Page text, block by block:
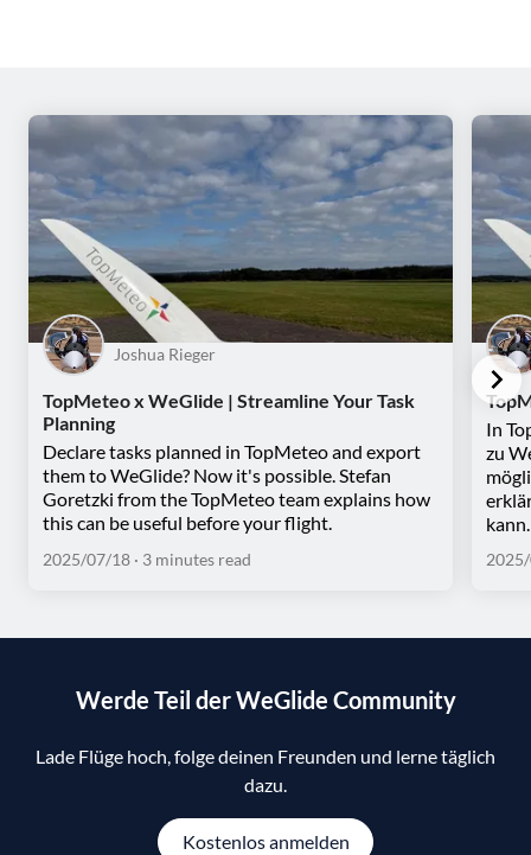
Joshua Rieger
TopMeteo x WeGlide | Streamline Your Task
Planning
Declare tasks planned in TopMeteo and export
them to WeGlide? Now it's possible. Stefan
Goretzki from the TopMeteo team explains how
this can be useful before your flight.
2025/07/18 · 3 minutes read
In
zu
kann.
Werde Teil der WeGlide Community
Lade Flüge hoch, folge deinen Freunden und lerne täglich
dazu.
Kostenlos anmelden